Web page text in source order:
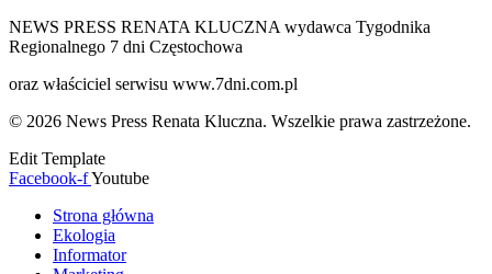
NEWS PRESS RENATA KLUCZNA wydawca Tygodnika
Regionalnego 7 dni Częstochowa
oraz właściciel serwisu www.7dni.com.pl
© 2026 News Press Renata Kluczna. Wszelkie prawa zastrzeżone.
Edit Template
Facebook-fYoutube
Strona główna
Ekologia
Informator